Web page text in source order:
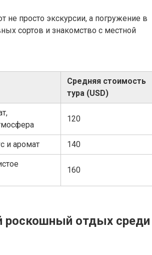
не просто экскурсии, а погружение в
сортов и знакомство с местной
Средняя стоимость
тура (USD)
120
и аромат 140
160
роскошный отдых среди